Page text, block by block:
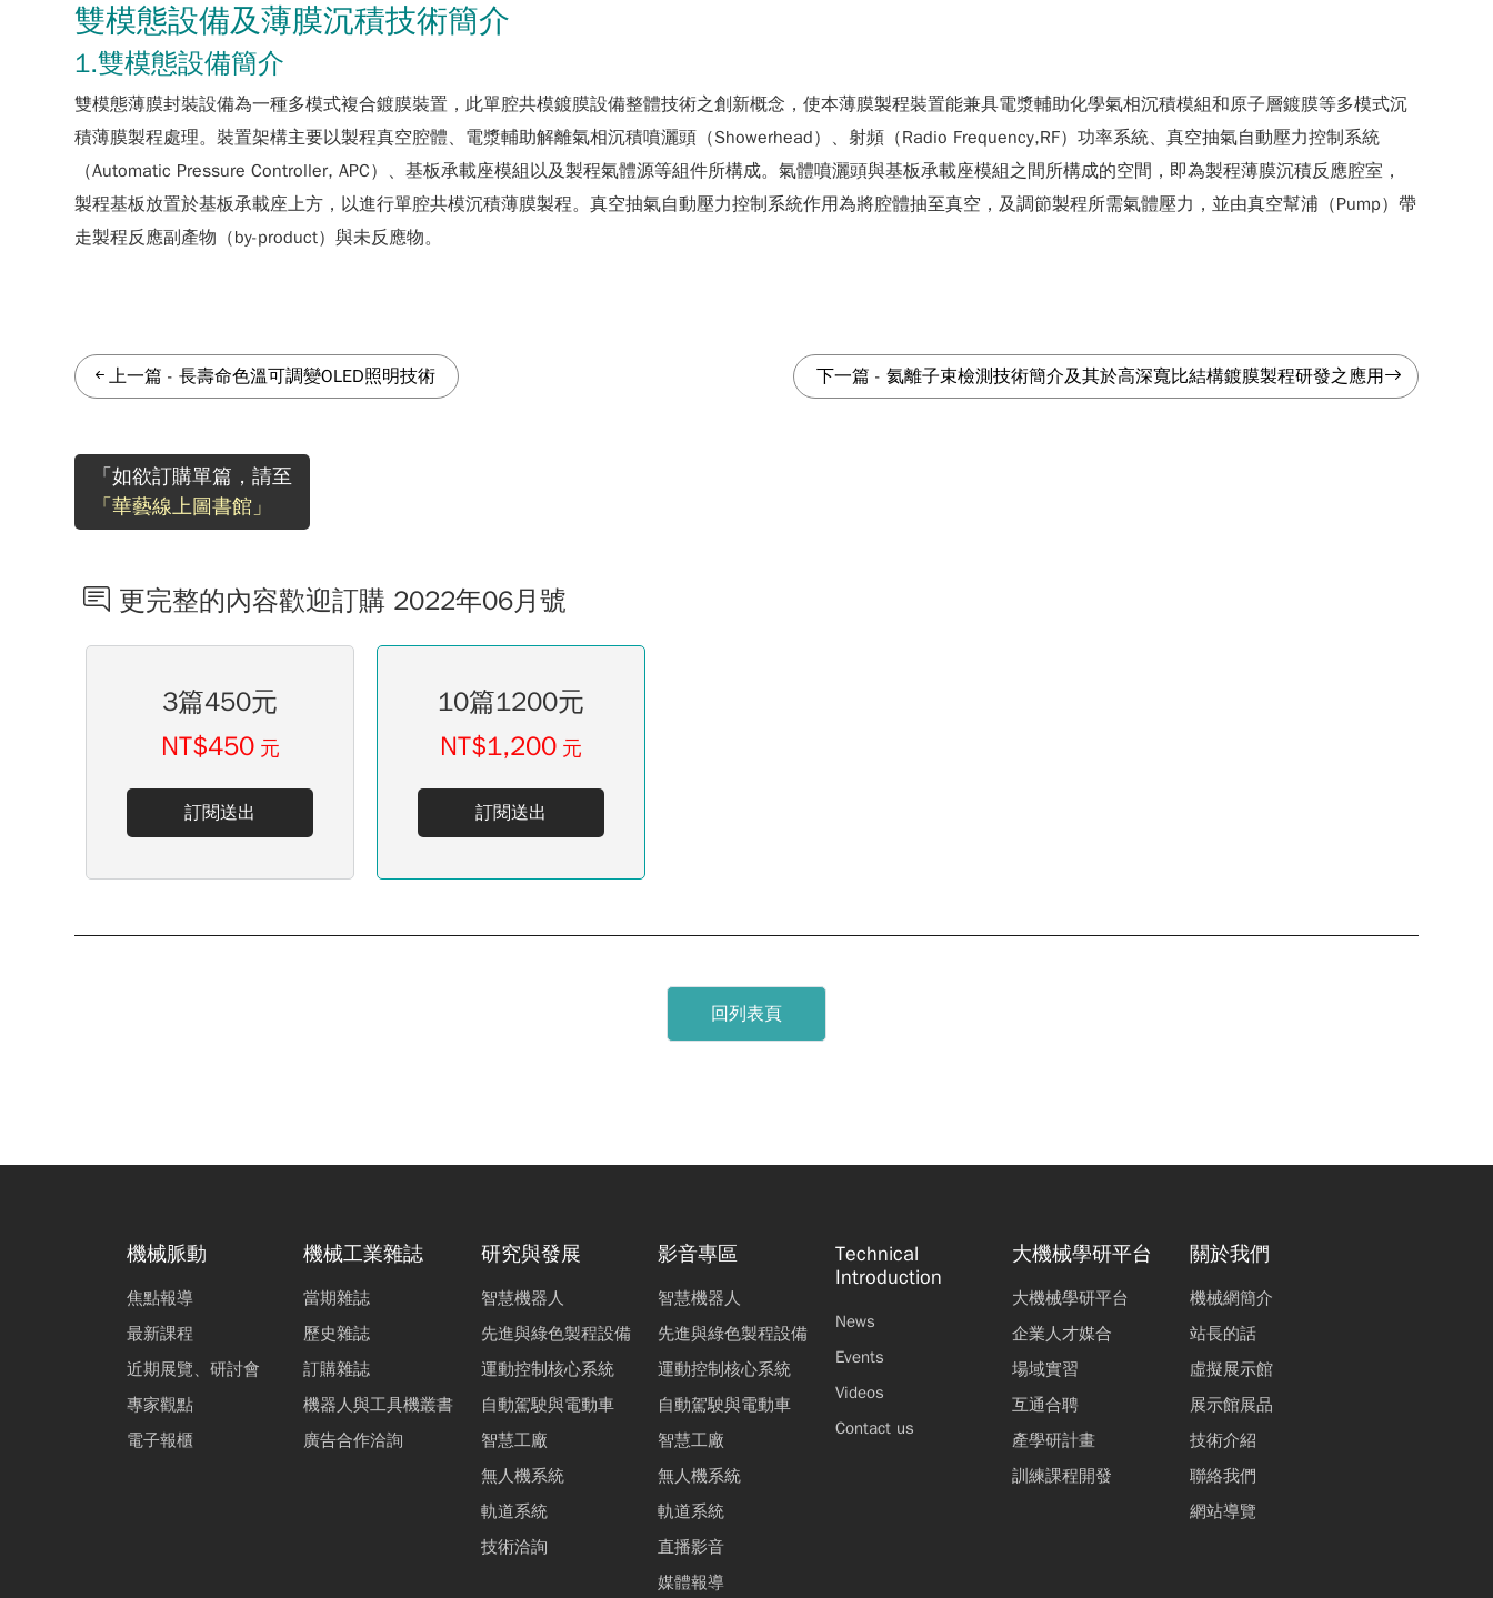
雙模態設備及薄膜沉積技術簡介
1.雙模態設備簡介
雙模態薄膜封裝設備為一種多模式複合鍍膜裝置，此單腔共模鍍膜設備整體技術之創新概念，使本薄膜製程裝置能兼具電漿輔助化學氣相沉積模組和原子層鍍膜等多模式沉
積薄膜製程處理。裝置架構主要以製程真空腔體、電漿輔助解離氣相沉積噴灑頭（Showerhead）、射頻（Radio Frequency,RF）功率系統、真空抽氣自動壓力控制系統
（Automatic Pressure Controller, APC）、基板承載座模組以及製程氣體源等組件所構成。氣體噴灑頭與基板承載座模組之間所構成的空間，即為製程薄膜沉積反應腔室，
製程基板放置於基板承載座上方，以進行單腔共模沉積薄膜製程。真空抽氣自動壓力控制系統作用為將腔體抽至真空，及調節製程所需氣體壓力，並由真空幫浦（Pump）帶
走製程反應副產物（by-product）與未反應物。
上一篇 -長壽命色溫可調變OLED照明技術 下一篇 - 氦離子束檢測技術簡介及其於高深寬比結構鍍膜製程研發之應用
「如欲訂購單篇，請至
「華藝線上圖書館」
更完整的內容歡迎訂購 2022年06月號
3篇450元
NT$450 元
訂閱送出
10篇1200元
NT$1,200 元
訂閱送出
回列表頁
機械脈動
焦點報導
最新課程
近期展覽、研討會
專家觀點
電子報櫃
機械工業雜誌
當期雜誌
歷史雜誌
訂購雜誌
機器人與工具機叢書
廣告合作洽詢
研究與發展
智慧機器人
先進與綠色製程設備
運動控制核心系統
自動駕駛與電動車
智慧工廠
無人機系統
軌道系統
技術洽詢
影音專區
智慧機器人
先進與綠色製程設備
運動控制核心系統
自動駕駛與電動車
智慧工廠
無人機系統
軌道系統
直播影音
媒體報導
Technical
Introduction
News
Events
Videos
Contact us
大機械學研平台
大機械學研平台
企業人才媒合
場域實習
互通合聘
產學研計畫
訓練課程開發
關於我們
機械網簡介
站長的話
虛擬展示館
展示館展品
技術介紹
聯絡我們
網站導覽